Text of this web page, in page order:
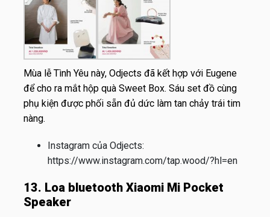
Mùa lễ Tình Yêu này, Odjects đã kết hợp với Eugene
để cho ra mắt hộp quà Sweet Box. Sáu set đồ cùng
phụ kiện được phối sẵn đủ dức làm tan chảy trái tim
nàng.
Instagram của Odjects:
https://www.instagram.com/tap.wood/?hl=en
13. Loa bluetooth Xiaomi Mi Pocket
Speaker